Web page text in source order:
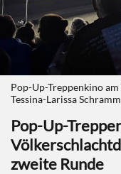
Pop-Up-Treppenkino
Tessina-Larissa
Pop-Up-
zweite Runde